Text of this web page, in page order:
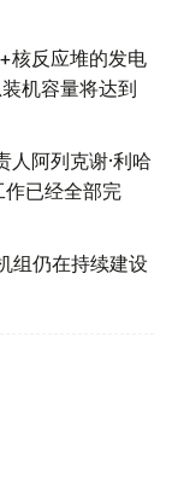
核反应堆的发电
机容量将达到
阿列克谢·利哈
作已经全部完
组仍在持续建设